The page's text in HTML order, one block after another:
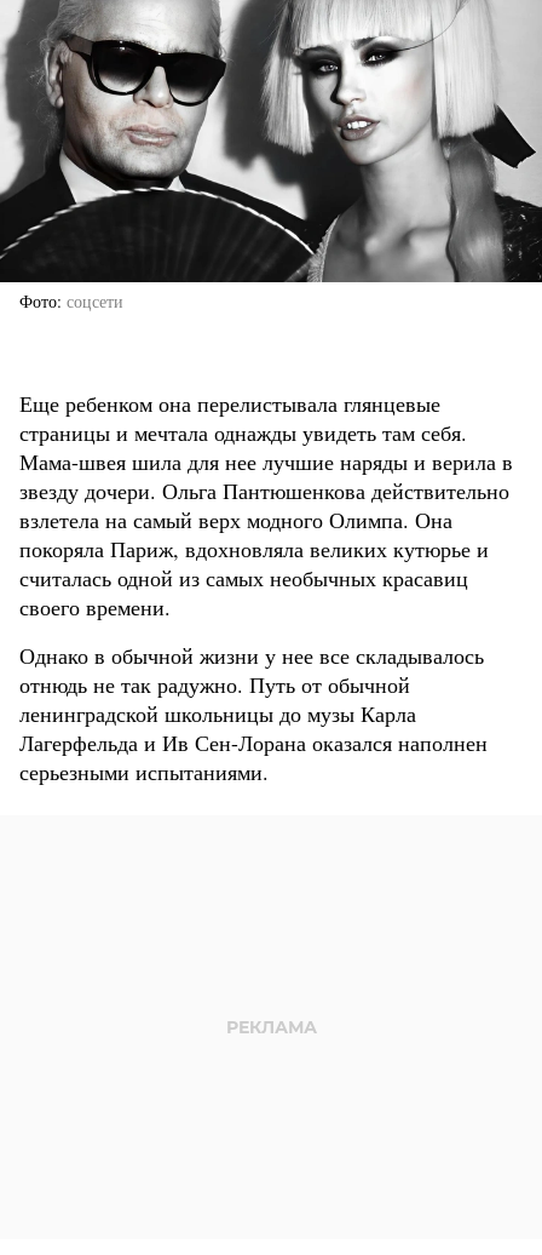
Фото соцсети
Еще ребенком она перелистывала глянцевые
страницы и мечтала однажды увидеть там себя.
Мама-швея шила для нее лучшие наряды и верила в
звезду дочери. Ольга Пантюшенкова действительно
взлетела на самый верх модного Олимпа. Она
покоряла Париж, вдохновляла великих кутюрье и
считалась одной из самых необычных красавиц
своего времени.
Однако в обычной жизни у нее все складывалось
отнюдь не так радужно. Путь от обычной
ленинградской школьницы до музы Карла
Лагерфельда и Ив Сен-Лорана оказался наполнен
серьезными испытаниями.